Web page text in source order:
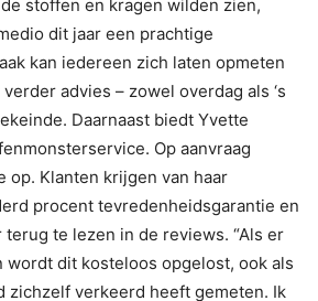
stoffen en kragen wilden zien,
dit jaar een prachtige
kan iedereen zich laten opmeten
advies – zowel overdag als ‘s
Daarnaast biedt Yvette
Op aanvraag
op. Klanten krijgen van haar
procent tevredenheidsgarantie en
terug te lezen in de reviews. “Als er
wordt dit kosteloos opgelost, ook als
zichzelf verkeerd heeft gemeten. Ik